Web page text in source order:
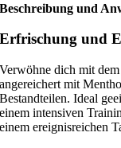
Beschreibung und
Erfrischung und
Verwöhne dich mit
angereichert mit
Bestandteilen. Ideal
einem intensiven
einem ereignisreichen